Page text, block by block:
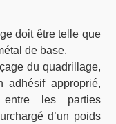
doit être telle que
de base.
du quadrillage,
adhésif approprié,
les parties
d’un poids